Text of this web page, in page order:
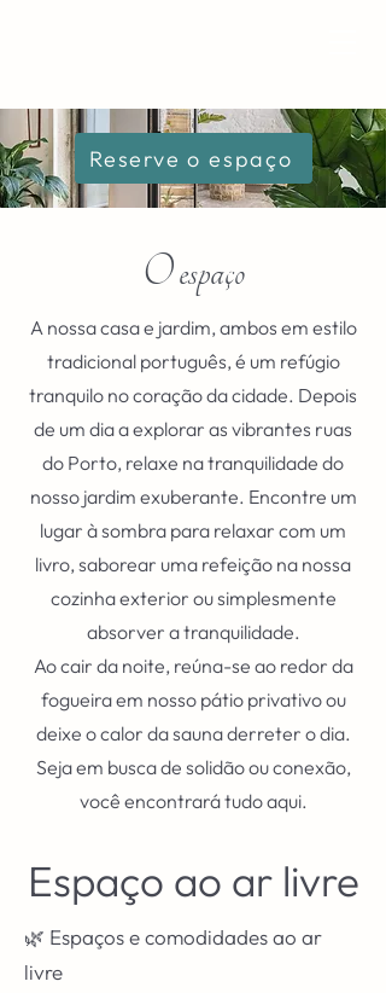
Reserve o espaço
O espaço
A nossa casa e jardim, ambos em estilo
tradicional português, é um refúgio
tranquilo no coração da cidade. Depois
de um dia a explorar as vibrantes ruas
do Porto, relaxe na tranquilidade do
nosso jardim exuberante. Encontre um
lugar à sombra para relaxar com um
livro, saborear uma refeição na nossa
cozinha exterior ou simplesmente
absorver a tranquilidade.
Ao cair da noite, reúna-se ao redor da
fogueira em nosso pátio privativo ou
deixe o calor da sauna derreter o dia.
Seja em busca de solidão ou conexão,
você encontrará tudo aqui.
Espaço ao ar livre
🌿 Espaços e comodidades ao ar
livre